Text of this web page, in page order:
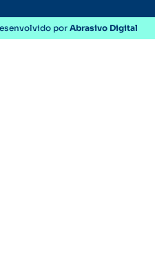
por Abrasivo Digital